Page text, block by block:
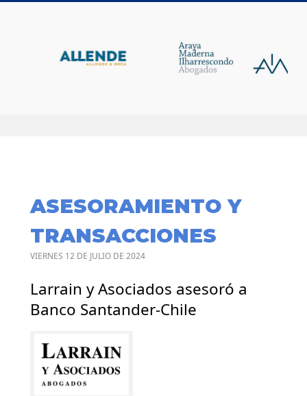
ASESORAMIENTO Y
TRANSACCIONES
VIERNES 12 DE JULIO DE 2024
Larrain y Asociados asesoró a
Banco Santander-Chile